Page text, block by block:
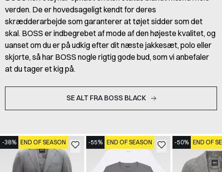
verden. De er hovedsageligt kendt for deres
skrædderarbejde som garanterer at tøjet sidder som det
skal. BOSS er indbegrebet af mode af den højeste kvalitet, og
uanset om du er på udkig efter dit næste jakkesæt, polo eller
skjorte, så har BOSS nogle rigtig gode bud, som vi anbefaler
at du tager et kig på.
SE ALT FRA BOSS BLACK
-38% END OF SEASON -55% END OF SEASON -50% END OF